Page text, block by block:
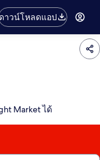
าวน์โหลดแอป
Market ได้